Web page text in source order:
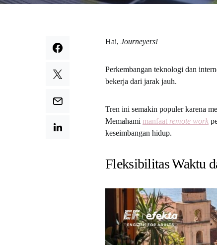
Hai, Journeyers!
Perkembangan teknologi dan
bekerja dari jarak jauh.
Tren ini semakin populer karena
Memahami manfaat remote work
keseimbangan hidup.
Fleksibilitas Waktu